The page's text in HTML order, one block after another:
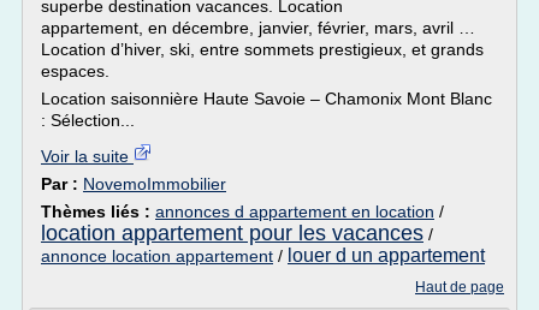
superbe destination vacances. Location
appartement, en décembre, janvier, février, mars, avril …
Location d’hiver, ski, entre sommets prestigieux, et grands
espaces.
Location saisonnière Haute Savoie – Chamonix Mont Blanc
: Sélection...
Voir la suite
Par : NovemoImmobilier
Thèmes liés : annonces d appartement en location /
location appartement pour les vacances /
annonce location appartement / louer d un appartement
Haut de page